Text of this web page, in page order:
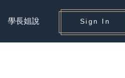
學長姐說 Sign In